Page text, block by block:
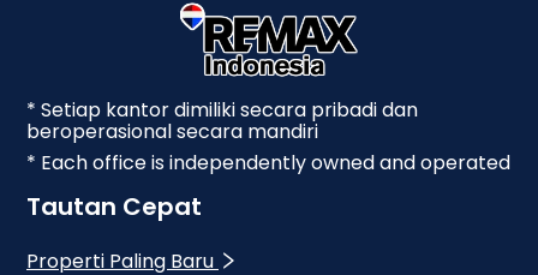
* Setiap kantor dimiliki secara pribadi dan
beroperasional secara mandiri
* Each office is independently owned and operated
Tautan Cepat
Properti Paling Baru